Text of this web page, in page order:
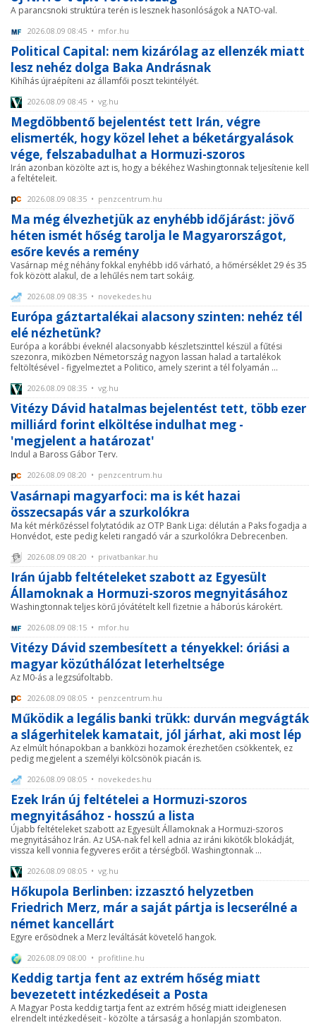
A parancsnoki struktúra terén is lesznek hasonlóságok a NATO-val.
2026.08.09 08:45 • mfor.hu
Political Capital: nem kizárólag az ellenzék miatt
lesz nehéz dolga Baka Andrásnak
Kihíhás újraépíteni az államfői poszt tekintélyét.
2026.08.09 08:45 • vg.hu
Megdöbbentő bejelentést tett Irán, végre
elismerték, hogy közel lehet a béketárgyalások
vége, felszabadulhat a Hormuzi-szoros
Irán azonban közölte azt is, hogy a békéhez Washingtonnak teljesítenie kell
a feltételeit.
2026.08.09 08:35 • penzcentrum.hu
Ma még élvezhetjük az enyhébb időjárást: jövő
héten ismét hőség tarolja le Magyarországot,
esőre kevés a remény
Vasárnap még néhány fokkal enyhébb idő várható, a hőmérséklet 29 és 35
fok között alakul, de a lehűlés nem tart sokáig.
2026.08.09 08:35 • novekedes.hu
Európa gáztartalékai alacsony szinten: nehéz tél
elé nézhetünk?
Európa a korábbi éveknél alacsonyabb készletszinttel készül a fűtési
szezonra, miközben Németország nagyon lassan halad a tartalékok
feltöltésével - figyelmeztet a Politico, amely szerint a tél folyamán ...
2026.08.09 08:35 • vg.hu
Vitézy Dávid hatalmas bejelentést tett, több ezer
milliárd forint elköltése indulhat meg -
'megjelent a határozat'
Indul a Baross Gábor Terv.
2026.08.09 08:20 • penzcentrum.hu
Vasárnapi magyarfoci: ma is két hazai
összecsapás vár a szurkolókra
Ma két mérkőzéssel folytatódik az OTP Bank Liga: délután a Paks fogadja a
Honvédot, este pedig keleti rangadó vár a szurkolókra Debrecenben.
2026.08.09 08:20 • privatbankar.hu
Irán újabb feltételeket szabott az Egyesült
Államoknak a Hormuzi-szoros megnyitásához
Washingtonnak teljes körű jóvátételt kell fizetnie a háborús károkért.
2026.08.09 08:15 • mfor.hu
Vitézy Dávid szembesített a tényekkel: óriási a
magyar közúthálózat leterheltsége
Az M0-ás a legzsúfoltabb.
2026.08.09 08:05 • penzcentrum.hu
Működik a legális banki trükk: durván megvágták
a slágerhitelek kamatait, jól járhat, aki most lép
Az elmúlt hónapokban a bankközi hozamok érezhetően csökkentek, ez
pedig megjelent a személyi kölcsönök piacán is.
2026.08.09 08:05 • novekedes.hu
Ezek Irán új feltételei a Hormuzi-szoros
megnyitásához - hosszú a lista
Újabb feltételeket szabott az Egyesült Államoknak a Hormuzi-szoros
megnyitásához Irán. Az USA-nak fel kell adnia az iráni kikötők blokádját,
vissza kell vonnia fegyveres erőit a térségből. Washingtonnak ...
2026.08.09 08:05 • vg.hu
Hőkupola Berlinben: izzasztó helyzetben
Friedrich Merz, már a saját pártja is lecserélné a
német kancellárt
Egyre erősödnek a Merz leváltását követelő hangok.
2026.08.09 08:00 • profitline.hu
Keddig tartja fent az extrém hőség miatt
bevezetett intézkedéseit a Posta
A Magyar Posta keddig tartja fent az extrém hőség miatt ideiglenesen
elrendelt intézkedéseit - közölte a társaság a honlapján szombaton.